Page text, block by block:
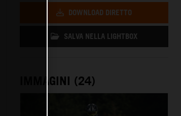
DOWNLOAD DIRETTO
SALVA NELLA LIGHTBOX
IMMAGINI (24)